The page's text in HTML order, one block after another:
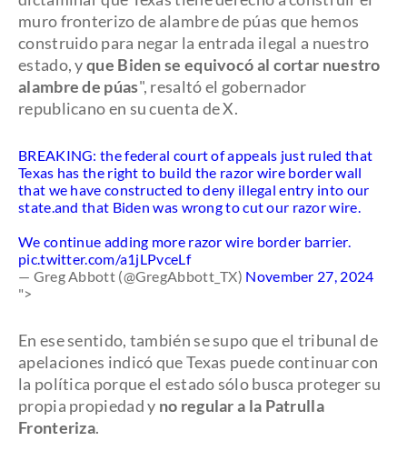
muro fronterizo de alambre de púas que hemos
construido para negar la entrada ilegal a nuestro
estado, yque Biden se equivocó al cortar nuestro
alambre de púas", resaltó el gobernador
republicano en su cuenta de X.
BREAKING: the federal court of appeals just ruled that
Texas has the right to build the razor wire border wall
that we have constructed to deny illegal entry into our
state.and that Biden was wrong to cut our razor wire.
We continue adding more razor wire border barrier.
pic.twitter.com/a1jLPvceLf
— Greg Abbott (@GregAbbott_TX) November 27, 2024
">
En ese sentido, también se supo que el tribunal de
apelaciones indicó que Texas puede continuar con
la política porque el estado sólo busca proteger su
propia propiedad y no regular a la Patrulla
Fronteriza.